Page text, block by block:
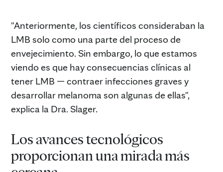
"Anteriormente, los científicos consideraban la
LMB solo como una parte del proceso de
envejecimiento. Sin embargo, lo que estamos
viendo es que hay consecuencias clínicas al
tener LMB — contraer infecciones graves y
desarrollar melanoma son algunas de ellas",
explica la Dra. Slager.
Los avances tecnológicos
proporcionan una mirada más